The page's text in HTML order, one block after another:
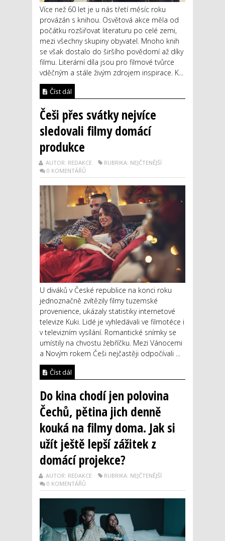
Více než 60 let je u nás třetí měsíc roku
provázán s knihou. Osvětová akce měla od
počátku rozšiřovat literaturu po celé zemi,
mezi všechny skupiny obyvatel. Mnoho knih
se však dostalo do širšího povědomí až díky
filmu. Literární díla jsou pro filmové tvůrce
vděčným a stále živým zdrojem inspirace. K...
Číst dál
Češi přes svátky nejvíce
sledovali filmy domácí
produkce
AUTOR: REDAKCE
RUBRIKA: NEJČTENĚJŠÍ
0 KOMENTÁŘŮ
U diváků v České republice na konci roku
jednoznačně zvítězily filmy tuzemské
provenience, ukázaly statistiky internetové
televize Kuki. Lidé je vyhledávali ve filmotéce i
v televizním vysílání. Romantické snímky se
umístily na chvostu žebříčku. Mezi Vánocemi
a Novým rokem Češi nejčastěji odpočívali ...
Číst dál
Do kina chodí jen polovina
Čechů, pětina jich denně
kouká na filmy doma. Jak si
užít ještě lepší zážitek z
domácí projekce?
AUTOR: REDAKCE
RUBRIKA: NEJČTENĚJŠÍ
0 KOMENTÁŘŮ